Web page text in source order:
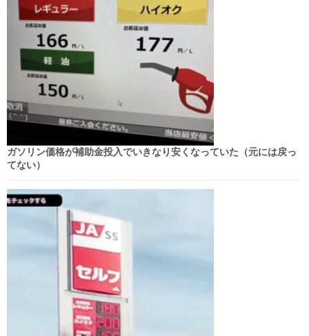
ガソリン価格が補助金投入でいきなり安くなっていた（元には戻っ
てない）